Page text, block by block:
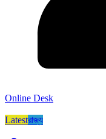
Online Desk
Latestরাজ্য​